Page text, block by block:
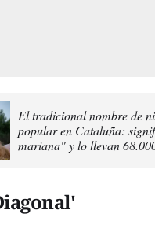
El tradicional nombre de
popular en Cataluña:
mariana" y lo llevan